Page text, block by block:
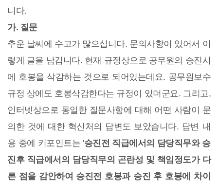
니다.
가. 질문
추운 날씨에 수고가 많으십니다. 문의사항이 있어서 이
렇게 글을 남깁니다. 현재 규정상으로 공무원의 승진시
에 호봉을 삭감하는 것으로 되어있는데요. 공무원보수
규정 상에도 호봉삭감한다는 규정이 있더군요. 그리고,
인터넷상으로 동일한 질문사항에 대해 어떤 사람이 문
의한 것에 대한 혁신처의 답변도 보았습니다. 답변 내
용 중에 키포인트는 '승진전 직급에서의 담당직무와 승
진후 직급에서의 담당직무의 곤란성 및 책임정도가 다
른 점을 감안하여 승진전 호봉과 승진 후 호봉에 차이